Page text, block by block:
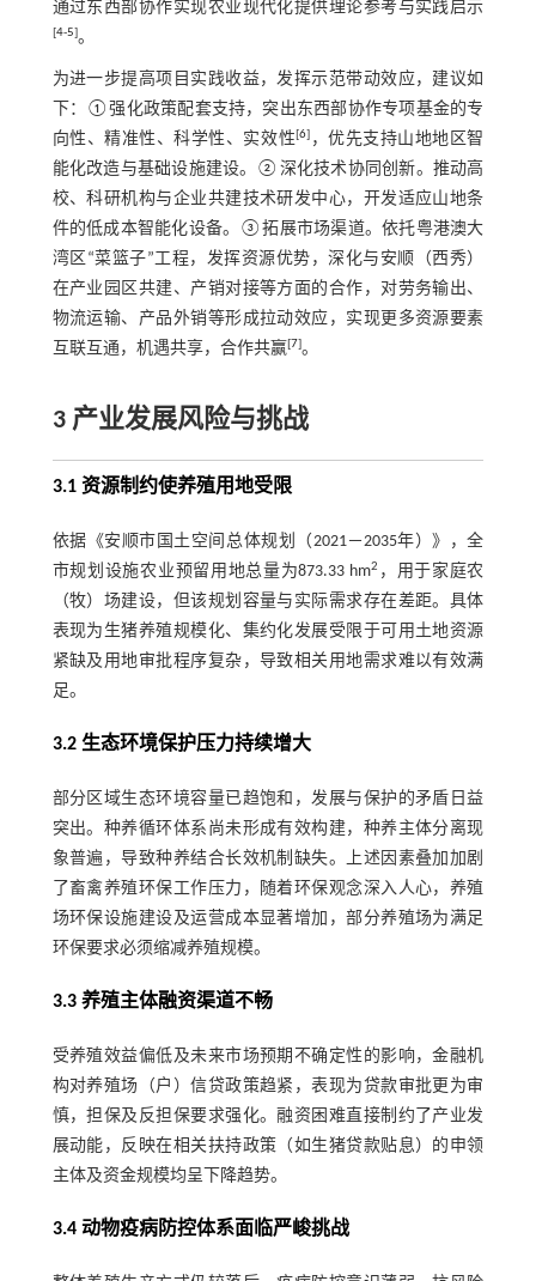
通过东西部协作实现农业现代化提供理论参考与实践启示
[4-5]。
为进一步提高项目实践收益，发挥示范带动效应，建议如
下：①强化政策配套支持，突出东西部协作专项基金的专
向性、精准性、科学性、实效性[6] ，优先支持山地地区智
能化改造与基础设施建设。②深化技术协同创新。推动高
校、科研机构与企业共建技术研发中心，开发适应山地条
件的低成本智能化设备。③拓展市场渠道。依托粤港澳大
湾区“菜篮子”工程，发挥资源优势，深化与安顺（西秀）
在产业园区共建、产销对接等方面的合作，对劳务输出、
物流运输、产品外销等形成拉动效应，实现更多资源要素
互联互通，机遇共享，合作共赢[7]。
3 产业发展风险与挑战
3.1 资源制约使养殖用地受限
依据《安顺市国土空间总体规划（2021－2035年）》，全
市规划设施农业预留用地总量为873.33 hm2 ，用于家庭农
（牧）场建设，但该规划容量与实际需求存在差距。具体
表现为生猪养殖规模化、集约化发展受限于可用土地资源
紧缺及用地审批程序复杂，导致相关用地需求难以有效满
足。
3.2 生态环境保护压力持续增大
部分区域生态环境容量已趋饱和，发展与保护的矛盾日益
突出。种养循环体系尚未形成有效构建，种养主体分离现
象普遍，导致种养结合长效机制缺失。上述因素叠加加剧
了畜禽养殖环保工作压力，随着环保观念深入人心，养殖
场环保设施建设及运营成本显著增加，部分养殖场为满足
环保要求必须缩减养殖规模。
3.3 养殖主体融资渠道不畅
受养殖效益偏低及未来市场预期不确定性的影响，金融机
构对养殖场（户）信贷政策趋紧，表现为贷款审批更为审
慎，担保及反担保要求强化。融资困难直接制约了产业发
展动能，反映在相关扶持政策（如生猪贷款贴息）的申领
主体及资金规模均呈下降趋势。
3.4 动物疫病防控体系面临严峻挑战